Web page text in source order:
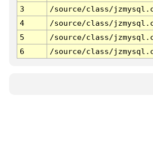
3
/source/class/
4
/source/class/
5
/source/class/
6
/source/class/